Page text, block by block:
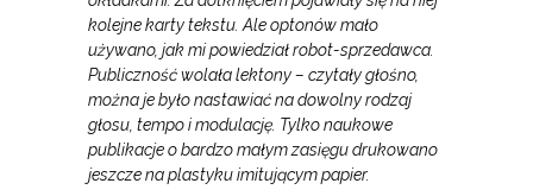
kolejne karty tekstu. Ale optonów mało
używano, jak mi powiedział robot-sprzedawca.
Publiczność wolała lektony – czytały głośno,
można je było nastawiać na dowolny rodzaj
głosu, tempo i modulację. Tylko naukowe
publikacje o bardzo małym zasięgu drukowano
jeszcze na plastyku imitującym papier.